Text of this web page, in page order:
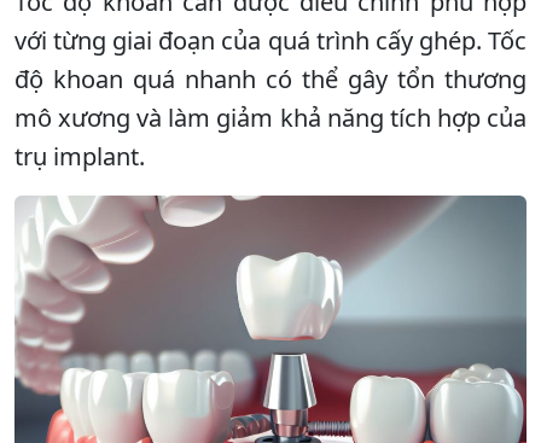
với từng giai đoạn của quá trình cấy ghép. Tốc
độ khoan quá nhanh có thể gây tổn thương
mô xương và làm giảm khả năng tích hợp của
trụ implant.